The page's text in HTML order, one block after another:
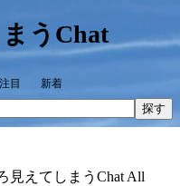
うChat
注目 新着
探す
見えてしまうChat All